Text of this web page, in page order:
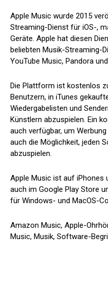
Apple Music wurde 2015
Streaming-Dienst für iOS-,
Geräte. Apple hat diesen
beliebten Musik-Streaming-
YouTube Music, Pandora
Die Plattform ist kostenlos
Benutzern, in iTunes
Wiedergabelisten und
Künstlern abzuspielen. Ein
auch verfügbar, um
auch die Möglichkeit, jeden
abzuspielen.
Apple Music ist auf iPhones
auch im Google Play Store
für Windows- und MacOS-
Amazon Music, Apple-
Music, Musik, Software-